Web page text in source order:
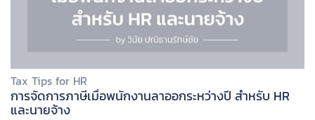
Tax Tips for HR
การจัดการภาษีเมื่อพนักงานลาออกระหว่างปี สำหรับ HR
และนายจ้าง